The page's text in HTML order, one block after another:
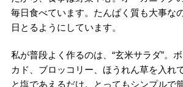
毎日食べています。たんぱく質も大事な
日とるようにしています。
私が普段よく作るのは、“玄米サラダ”。
カド、ブロッコリー、ほうれん草を入れ
と塩であえるだけ。とってもシンプル